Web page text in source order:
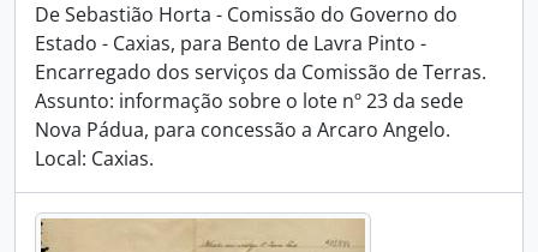
De Sebastião Horta - Comissão do Governo do
Estado - Caxias, para Bento de Lavra Pinto -
Encarregado dos serviços da Comissão de Terras.
Assunto: informação sobre o lote nº 23 da sede
Nova Pádua, para concessão a Arcaro Angelo.
Local: Caxias.